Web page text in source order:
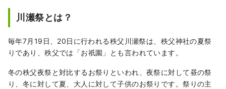
川瀬祭とは？
毎年7月19日、20日に行われる秩父川瀬祭は、秩父神社の夏祭
りであり、秩父では「お祇園」とも言われています。
冬の秩父夜祭と対比するお祭りといわれ、夜祭に対して昼の祭
り、冬に対して夏、大人に対して子供のお祭りです。祭りの主